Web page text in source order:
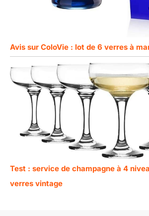
Avis sur ColoVie : lot de 6 verres à
Test : service de champagne à 4
verres vintage